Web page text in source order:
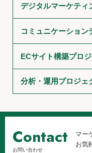
デジタルマーケティ
コミュニケーション
ECサイト構築プロ
分析・運用プロジェ
Contact
お問い合わせ
マー
お気